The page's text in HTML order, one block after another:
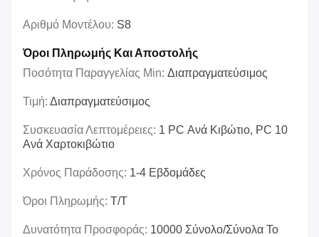
Αριθμό Μοντέλου: S8
Όροι Πληρωμής Και Αποστολής
Ποσότητα Παραγγελίας Min: Διαπραγματεύσιμος
Τιμή: Διαπραγματεύσιμος
Συσκευασία Λεπτομέρειες: 1 PC Ανά Κιβώτιο, PC 10
Ανά Χαρτοκιβώτιο
Χρόνος Παράδοσης: 1-4 Εβδομάδες
Όροι Πληρωμής: T/T
Δυνατότητα Προσφοράς: 10000 Σύνολο/σύνολα Το